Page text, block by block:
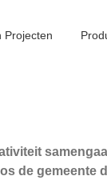
Projecten
de gemeente